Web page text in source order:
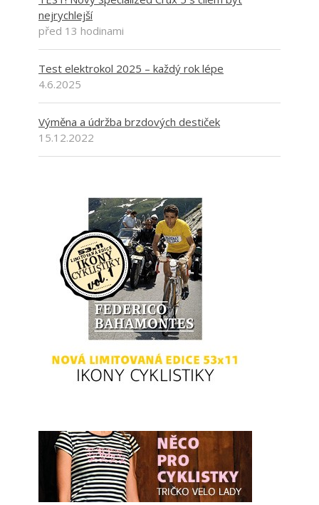
nejrychlejší
před 13 hodinami
Test elektrokol 2025 – každý rok lépe
4.6.2025
Výměna a údržba brzdových destiček
15.12.2022